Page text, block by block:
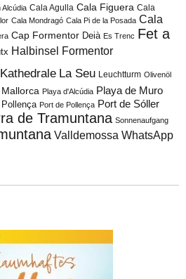
Alcúdia Cala Agulla Cala Figuera Cala
Cala Mondragó Cala Pi de la Posada Cala
Cap Formentor Deià Es Trenc Fet a
Halbinsel Formentor
Kathedrale La Seu Leuchtturm Olivenöl
Playa d'Alcúdia Playa de Muro
Pollença Port de Pollença Port de Sóller
de Tramuntana Sonnenaufgang
Valldemossa WhatsApp